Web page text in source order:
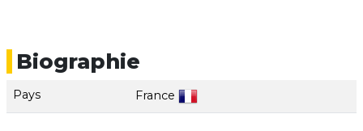
Biographie
Pays France